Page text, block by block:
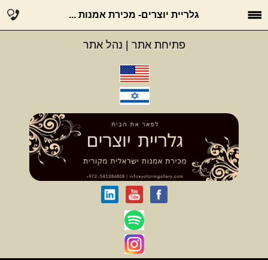
גלריית יוצרים- מכירת אמנות ...
פתיחת אתר נהל אתר